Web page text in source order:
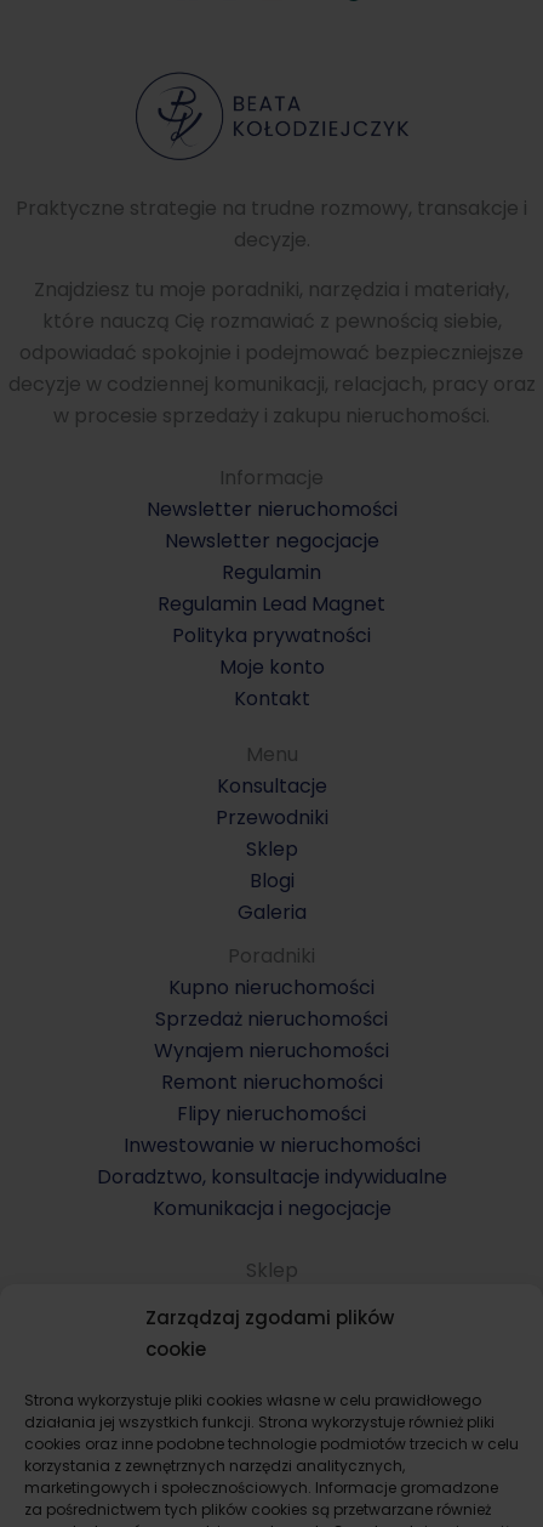
Zarządzaj zgodami plików
cookie
Strona wykorzystuje pliki cookies własne w celu prawidłowego
działania jej wszystkich funkcji. Strona wykorzystuje również pliki
cookies oraz inne podobne technologie podmiotów trzecich w celu
korzystania z zewnętrznych narzędzi analitycznych,
marketingowych i społecznościowych. Informacje gromadzone
za pośrednictwem tych plików cookies są przetwarzane również
Praktyczne strategie na trudne rozmowy, transakcje i
decyzje.
Znajdziesz tu moje poradniki, narzędzia i materiały,
które nauczą Cię rozmawiać z pewnością siebie,
odpowiadać spokojnie i podejmować bezpieczniejsze
decyzje w codziennej komunikacji, relacjach, pracy oraz
w procesie sprzedaży i zakupu nieruchomości.
Informacje
Newsletter nieruchomości
Newsletter negocjacje
Regulamin
Regulamin Lead Magnet
Polityka prywatności
Moje konto
Kontakt
Menu
Konsultacje
Przewodniki
Sklep
Blogi
Galeria
Poradniki
Kupno nieruchomości
Sprzedaż nieruchomości
Wynajem nieruchomości
Remont nieruchomości
Flipy nieruchomości
Inwestowanie w nieruchomości
Doradztwo, konsultacje indywidualne
Komunikacja i negocjacje
Sklep
Komunikacja i negocjacje
Konsultacje indywidualne
Kupno mieszkania i domu
Sprzedaż mieszkania i domu
Wynajem mieszkania i domu
Remont i wykończenie mieszkania, domu
Flipy dla startujących